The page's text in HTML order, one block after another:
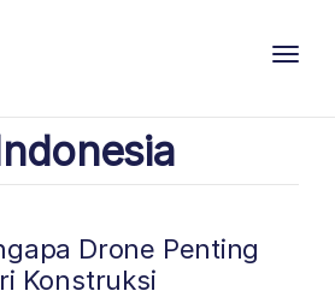
Drone Penting
Konstruksi